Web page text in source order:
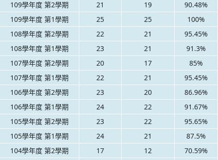
109學年度 第2學期
21 19
90.48%
109學年度 第1學期
25 25
100%
108學年度 第2學期
22 21
95.45%
108學年度 第1學期
23 21
91.3%
107學年度 第2學期
20 17
85%
107學年度 第1學期
22 21
95.45%
106學年度 第2學期
23 20
86.96%
106學年度 第1學期
24 22
91.67%
105學年度 第2學期
23 22
95.65%
105學年度 第1學期
24 21
87.5%
104學年度 第2學期
17 12
70.59%